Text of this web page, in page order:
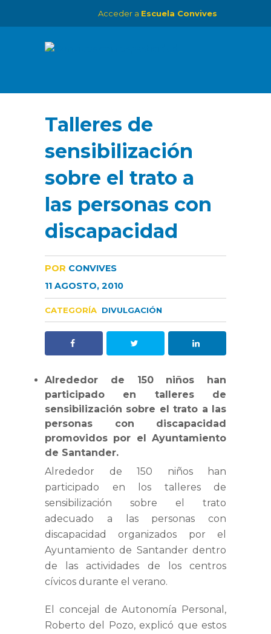
Acceder a Escuela Convives
Talleres de
sensibilización
sobre el trato a
las personas con
discapacidad
POR CONVIVES
11 AGOSTO, 2010
CATEGORÍA DIVULGACIÓN
Alrededor de 150 niños han
participado en talleres de
sensibilización sobre el trato a las
personas con discapacidad
promovidos por el Ayuntamiento
de Santander.
Alrededor de 150 niños han
participado en los talleres de
sensibilización sobre el trato
adecuado a las personas con
discapacidad organizados por el
Ayuntamiento de Santander dentro
de las actividades de los centros
cívicos durante el verano.
El concejal de Autonomía Personal,
Roberto del Pozo, explicó que estos